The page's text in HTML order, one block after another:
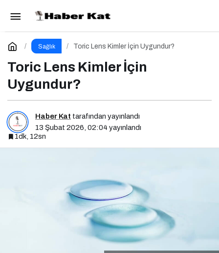
Sağlık Toric Lens Kimler İçin Uygundur?
Toric Lens Kimler İçin
Uygundur?
Haber Kat tarafından yayınlandı
13 Şubat 2026, 02:04 yayınlandı
1dk, 12sn
Enteroendokrin Hücreler ve GLP-1
Yorum Yap